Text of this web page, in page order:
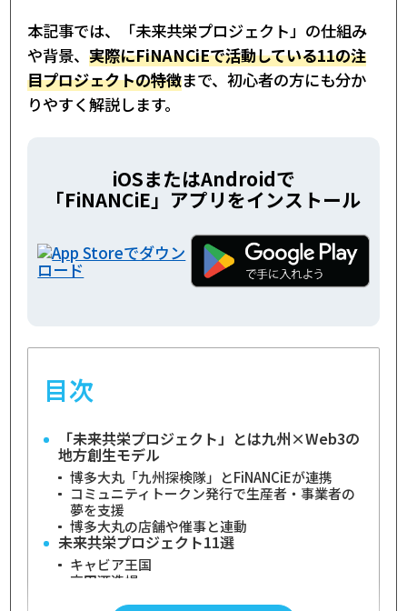
本記事では、「未来共栄プロジェクト」の仕組み
や背景、 実際にFiNANCiEで活動している11の注
目プロジェクトの特徴まで、初心者の方にも分か
りやすく解説します。
iOSまたはAndroidで
「FiNANCiE」アプリをインストール
目次
「未来共栄プロジェクト」とは九州×Web3の
地方創生モデル
博多大丸「九州探検隊」とFiNANCiEが連携
コミュニティトークン発行で生産者・事業者の
夢を支援
博多大丸の店舗や催事と連動
未来共栄プロジェクト11選
キャビア王国
高田酒造場